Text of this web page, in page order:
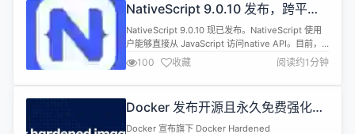
NativeScript 9.0.10 发布，跨平台
原生应用框架
NativeScript 9.0.10 现已发布。NativeScript 使用
户能够直接从 JavaScript 访问native API。目前，
该框架为丰富的移动开发提供了 iOS 和 Android 运
行时，并可用于多种不同的用例。 Features ios：
tatusBarStyle 适用于其他 edge cases 的改进
100 收藏 阅读约1分钟
Docker 发布开源且永久免费强化镜
像（DHI）
Docker 宣布旗下 Docker Hardened